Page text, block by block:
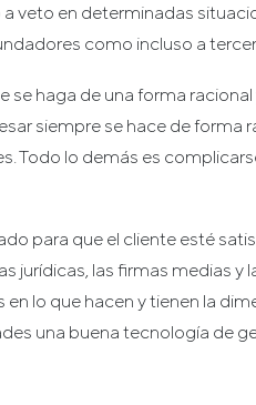
veto en determinadas
como incluso a
haga de una forma
siempre se hace de forma
Todo lo demás es
para que el cliente esté
jurídicas, las firmas medias y
lo que hacen y tienen la
una buena tecnología de